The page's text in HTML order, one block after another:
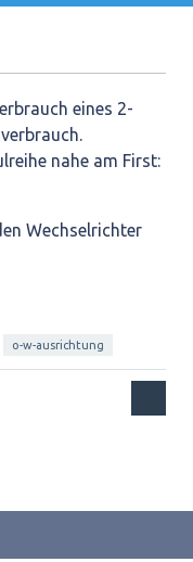
eines 2-
nahe am First:
Wechselrichter
o-w-ausrichtung